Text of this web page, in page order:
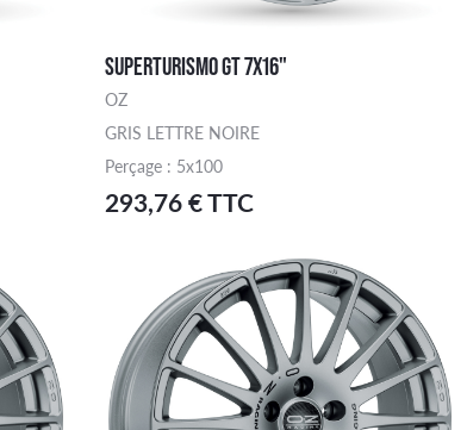
SUPERTURISMO GT 7X16"
OZ
GRIS LETTRE NOIRE
Perçage : 5x100
293,76 € TTC